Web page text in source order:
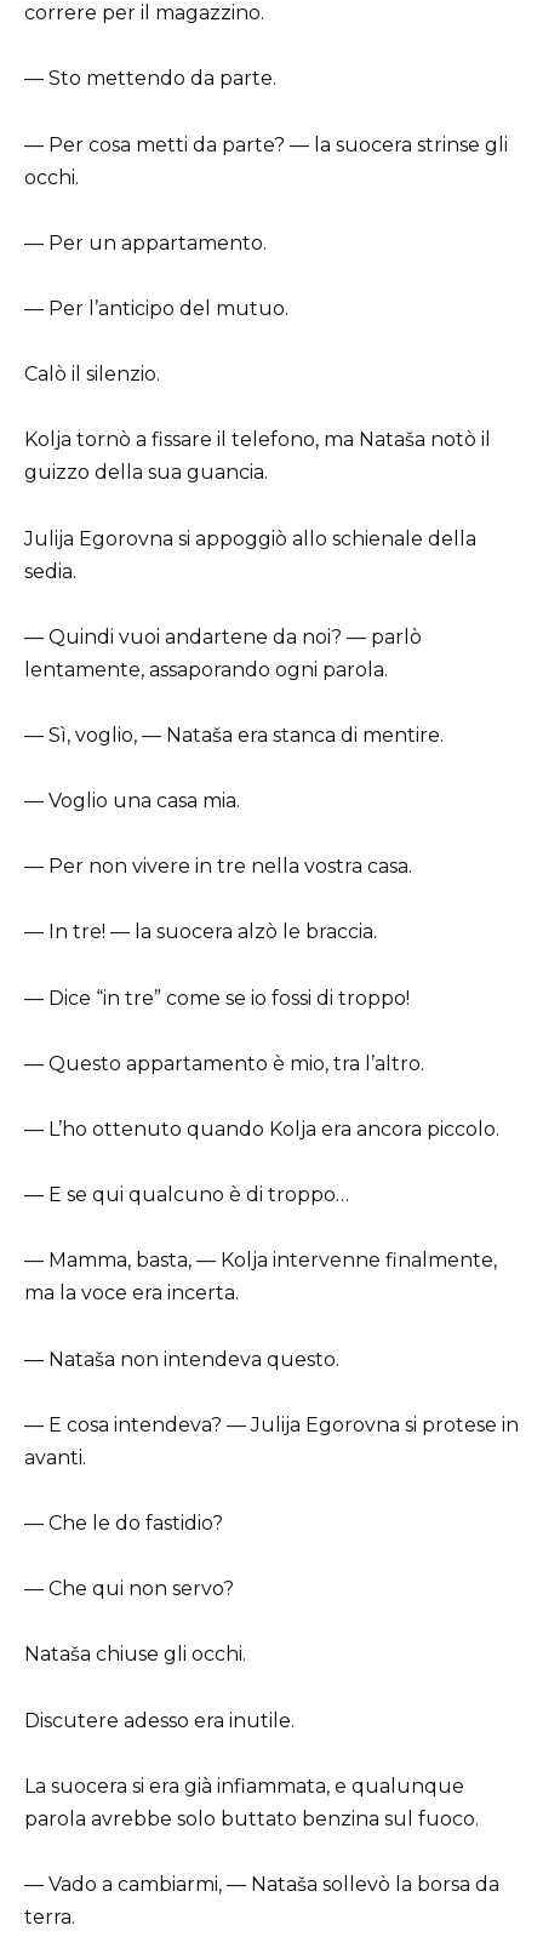
correre per il magazzino.
— Sto mettendo da parte.
— Per cosa metti da parte? — la suocera strinse gli
occhi.
— Per un appartamento.
— Per l’anticipo del mutuo.
Calò il silenzio.
Kolja tornò a fissare il telefono, ma Nataša notò il
guizzo della sua guancia.
Julija Egorovna si appoggiò allo schienale della
sedia.
— Quindi vuoi andartene da noi? — parlò
lentamente, assaporando ogni parola.
— Sì, voglio, — Nataša era stanca di mentire.
— Voglio una casa mia.
— Per non vivere in tre nella vostra casa.
— In tre! — la suocera alzò le braccia.
— Dice “in tre” come se io fossi di troppo!
— Questo appartamento è mio, tra l’altro.
— L’ho ottenuto quando Kolja era ancora piccolo.
— E se qui qualcuno è di troppo…
— Mamma, basta, — Kolja intervenne finalmente,
ma la voce era incerta.
— Nataša non intendeva questo.
— E cosa intendeva? — Julija Egorovna si protese in
avanti.
— Che le do fastidio?
— Che qui non servo?
Nataša chiuse gli occhi.
Discutere adesso era inutile.
La suocera si era già infiammata, e qualunque
parola avrebbe solo buttato benzina sul fuoco.
— Vado a cambiarmi, — Nataša sollevò la borsa da
terra.